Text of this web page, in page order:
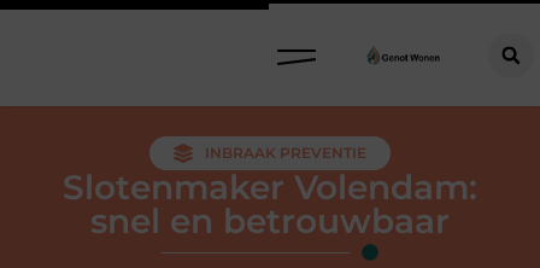
INBRAAK PREVENTIE
Slotenmaker Volendam:
snel en betrouwbaar